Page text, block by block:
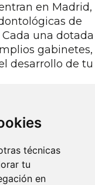
técnicas
tu
en
en Madrid,
de
una dotada
gabinetes,
desarrollo de tu
28007 -